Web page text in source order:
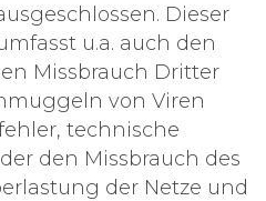
Dieser
u.a. auch den
Missbrauch Dritter
von Viren
technische
den Missbrauch des
der Netze und